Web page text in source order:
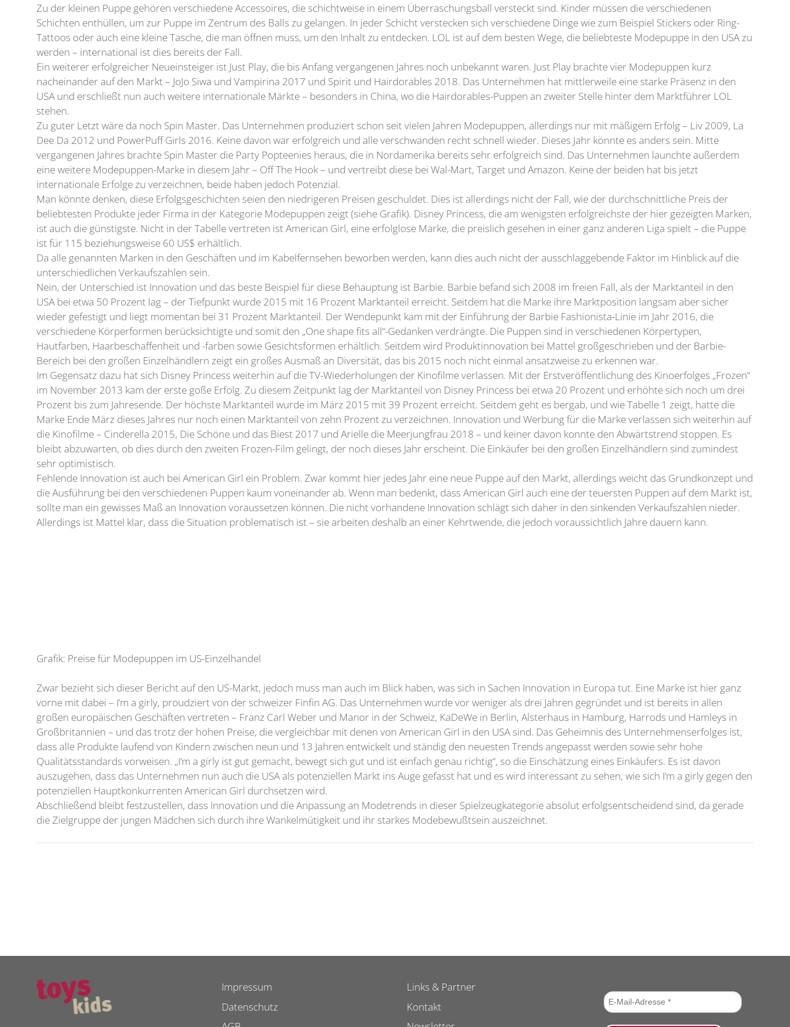
Zu der kleinen Puppe gehören verschiedene Accessoires, die schichtweise in einem Überraschungsball versteckt sind. Kinder müssen die verschiedenen
Schichten enthüllen, um zur Puppe im Zentrum des Balls zu gelangen. In jeder Schicht verstecken sich verschiedene Dinge wie zum Beispiel Stickers oder Ring-
Tattoos oder auch eine kleine Tasche, die man öffnen muss, um den Inhalt zu entdecken. LOL ist auf dem besten Wege, die beliebteste Modepuppe in den USA zu
werden – international ist dies bereits der Fall.
Ein weiterer erfolgreicher Neueinsteiger ist Just Play, die bis Anfang vergangenen Jahres noch unbekannt waren. Just Play brachte vier Modepuppen kurz
nacheinander auf den Markt – JoJo Siwa und Vampirina 2017 und Spirit und Hairdorables 2018. Das Unternehmen hat mittlerweile eine starke Präsenz in den
USA und erschließt nun auch weitere internationale Märkte – besonders in China, wo die Hairdorables-Puppen an zweiter Stelle hinter dem Marktführer LOL
stehen.
Zu guter Letzt wäre da noch Spin Master. Das Unternehmen produziert schon seit vielen Jahren Modepuppen, allerdings nur mit mäßigem Erfolg – Liv 2009, La
Dee Da 2012 und PowerPuff Girls 2016. Keine davon war erfolgreich und alle verschwanden recht schnell wieder. Dieses Jahr könnte es anders sein. Mitte
vergangenen Jahres brachte Spin Master die Party Popteenies heraus, die in Nordamerika bereits sehr erfolgreich sind. Das Unternehmen launchte außerdem
eine weitere Modepuppen-Marke in diesem Jahr – Off The Hook – und vertreibt diese bei Wal-Mart, Target und Amazon. Keine der beiden hat bis jetzt
internationale Erfolge zu verzeichnen, beide haben jedoch Potenzial.
Man könnte denken, diese Erfolgsgeschichten seien den niedrigeren Preisen geschuldet. Dies ist allerdings nicht der Fall, wie der durchschnittliche Preis der
beliebtesten Produkte jeder Firma in der Kategorie Modepuppen zeigt (siehe Grafik). Disney Princess, die am wenigsten erfolgreichste der hier gezeigten Marken,
ist auch die günstigste. Nicht in der Tabelle vertreten ist American Girl, eine erfolglose Marke, die preislich gesehen in einer ganz anderen Liga spielt – die Puppe
ist für 115 beziehungsweise 60 US$ erhältlich.
Da alle genannten Marken in den Geschäften und im Kabelfernsehen beworben werden, kann dies auch nicht der ausschlaggebende Faktor im Hinblick auf die
unterschiedlichen Verkaufszahlen sein.
Nein, der Unterschied ist Innovation und das beste Beispiel für diese Behauptung ist Barbie. Barbie befand sich 2008 im freien Fall, als der Marktanteil in den
USA bei etwa 50 Prozent lag – der Tiefpunkt wurde 2015 mit 16 Prozent Marktanteil erreicht. Seitdem hat die Marke ihre Marktposition langsam aber sicher
wieder gefestigt und liegt momentan bei 31 Prozent Marktanteil. Der Wendepunkt kam mit der Einführung der Barbie Fashionista-Linie im Jahr 2016, die
verschiedene Körperformen berücksichtigte und somit den „One shape fits all“-Gedanken verdrängte. Die Puppen sind in verschiedenen Körpertypen,
Hautfarben, Haarbeschaffenheit und -farben sowie Gesichtsformen erhältlich. Seitdem wird Produktinnovation bei Mattel großgeschrieben und der Barbie-
Bereich bei den großen Einzelhändlern zeigt ein großes Ausmaß an Diversität, das bis 2015 noch nicht einmal ansatzweise zu erkennen war.
Im Gegensatz dazu hat sich Disney Princess weiterhin auf die TV-Wiederholungen der Kinofilme verlassen. Mit der Erstveröffentlichung des Kinoerfolges „Frozen“
im November 2013 kam der erste goße Erfolg. Zu diesem Zeitpunkt lag der Marktanteil von Disney Princess bei etwa 20 Prozent und erhöhte sich noch um drei
Prozent bis zum Jahresende. Der höchste Marktanteil wurde im März 2015 mit 39 Prozent erreicht. Seitdem geht es bergab, und wie Tabelle 1 zeigt, hatte die
Marke Ende März dieses Jahres nur noch einen Marktanteil von zehn Prozent zu verzeichnen. Innovation und Werbung für die Marke verlassen sich weiterhin auf
die Kinofilme – Cinderella 2015, Die Schöne und das Biest 2017 und Arielle die Meerjungfrau 2018 – und keiner davon konnte den Abwärtstrend stoppen. Es
bleibt abzuwarten, ob dies durch den zweiten Frozen-Film gelingt, der noch dieses Jahr erscheint. Die Einkäufer bei den großen Einzelhändlern sind zumindest
sehr optimistisch.
Fehlende Innovation ist auch bei American Girl ein Problem. Zwar kommt hier jedes Jahr eine neue Puppe auf den Markt, allerdings weicht das Grundkonzept und
die Ausführung bei den verschiedenen Puppen kaum voneinander ab. Wenn man bedenkt, dass American Girl auch eine der teuersten Puppen auf dem Markt ist,
sollte man ein gewisses Maß an Innovation voraussetzen können. Die nicht vorhandene Innovation schlägt sich daher in den sinkenden Verkaufszahlen nieder.
Allerdings ist Mattel klar, dass die Situation problematisch ist – sie arbeiten deshalb an einer Kehrtwende, die jedoch voraussichtlich Jahre dauern kann.
Grafik: Preise für Modepuppen im US-Einzelhandel
Zwar bezieht sich dieser Bericht auf den US-Markt, jedoch muss man auch im Blick haben, was sich in Sachen Innovation in Europa tut. Eine Marke ist hier ganz
vorne mit dabei – I’m a girly, proudziert von der schweizer Finfin AG. Das Unternehmen wurde vor weniger als drei Jahren gegründet und ist bereits in allen
großen europäischen Geschäften vertreten – Franz Carl Weber und Manor in der Schweiz, KaDeWe in Berlin, Alsterhaus in Hamburg, Harrods und Hamleys in
Großbritannien – und das trotz der hohen Preise, die vergleichbar mit denen von American Girl in den USA sind. Das Geheimnis des Unternehmenserfolges ist,
dass alle Produkte laufend von Kindern zwischen neun und 13 Jahren entwickelt und ständig den neuesten Trends angepasst werden sowie sehr hohe
Qualitätsstandards vorweisen. „I’m a girly ist gut gemacht, bewegt sich gut und ist einfach genau richtig“, so die Einschätzung eines Einkäufers. Es ist davon
auszugehen, dass das Unternehmen nun auch die USA als potenziellen Markt ins Auge gefasst hat und es wird interessant zu sehen, wie sich I’m a girly gegen den
potenziellen Hauptkonkurrenten American Girl durchsetzen wird.
Abschließend bleibt festzustellen, dass Innovation und die Anpassung an Modetrends in dieser Spielzeugkategorie absolut erfolgsentscheidend sind, da gerade
die Zielgruppe der jungen Mädchen sich durch ihre Wankelmütigkeit und ihr starkes Modebewußtsein auszeichnet.
Impressum
Datenschutz
Links & Partner
Kontakt